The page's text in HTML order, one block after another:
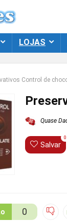
LOJAS
Control de
Quase
Salvar
0
0